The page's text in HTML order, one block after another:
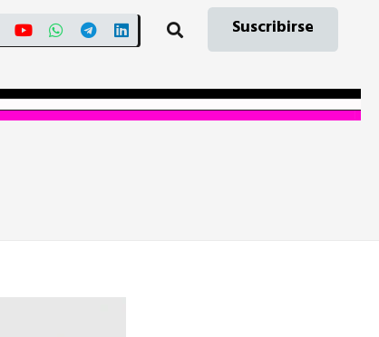
Suscribirse